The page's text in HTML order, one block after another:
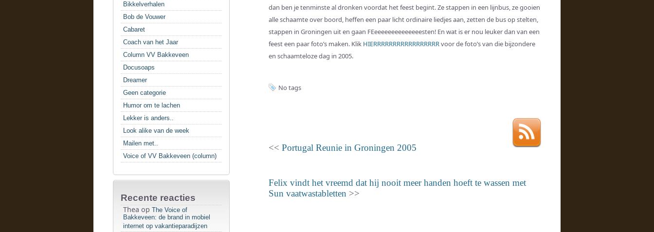
Bikkelverhalen
Bob de Vouwer
Cabaret
Coach van het Jaar
Column VV Bakkeveen
Docusoaps
Dreamer
Geen categorie
Humor om te lachen
Lekker is anders..
Look alike van de week
Mailen met..
Voice of VV Bakkeveen (column)
Recente reacties
Thea op The Voice of
Bakkeveen: de brand in mobiel
internet op vakantieparadijzen
dan ben je tenminste al dronken voordat het feest begint. Ze stappen in een lijnbus, ze gooien
alle schaamte over boord, heffen een paar licht ordinaire liedjes aan, zetten de bus op stelten,
stappen in Groningen uit en gaan FEeeeeeeeeeeeeeesten! En wat is er nou leuker dan van een
feest een paar foto’s maken. Klik HIERRRRRRRRRRRRRRRRRvoor de foto’s van die bijzondere
en schaamteloze dag in 2005.
No tags
<< Portugal Reunie in Groningen 2005
Felix vindt het vreemd dat hij nooit meer handen hoeft te wassen met
Sun vaatwastabletten >>